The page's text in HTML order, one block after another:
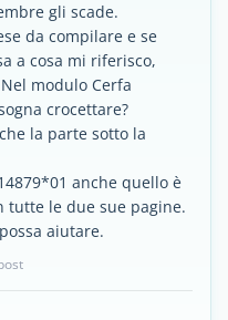
gli scade.
da compilare e se
a cosa mi riferisco,
modulo Cerfa
crocettare?
la parte sotto la
anche quello è
tutte le due sue pagine.
aiutare.